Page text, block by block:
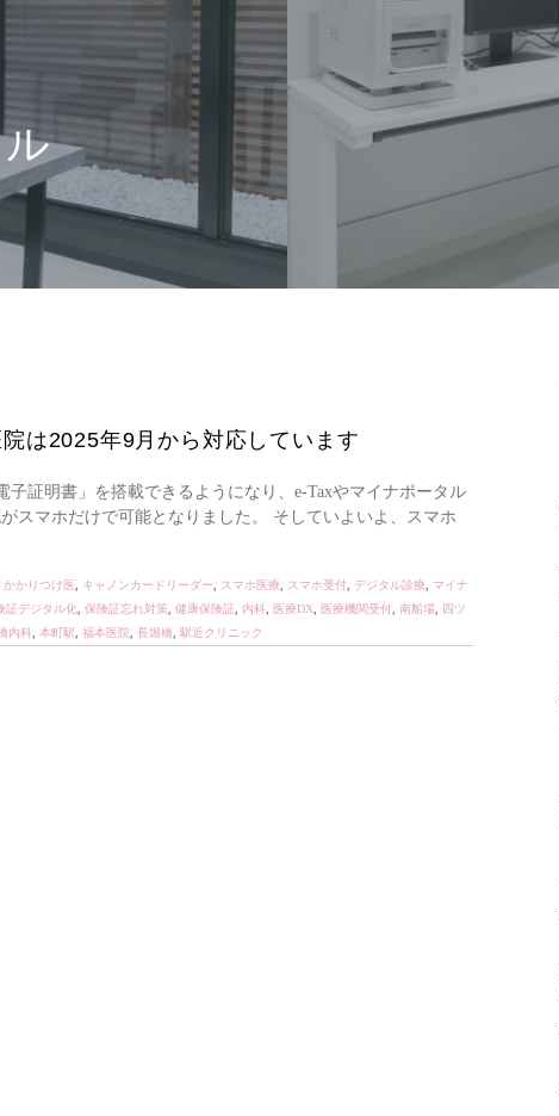
は2025年9月から対応しています
証明書」を搭載できるようになり、e-Taxやマイナポータル
スマホだけで可能となりました。 そしていよいよ、スマホ
かかりつけ医 キャノンカードリーダー スマホ医療 スマホ受付 デジタル診療
マイナ
証デジタル化 保険証忘れ対策 健康保険証 内科 医療DX 医療機関受付 南船場
四ツ
内科 本町駅 福本医院 長堀橋 駅近クリニック